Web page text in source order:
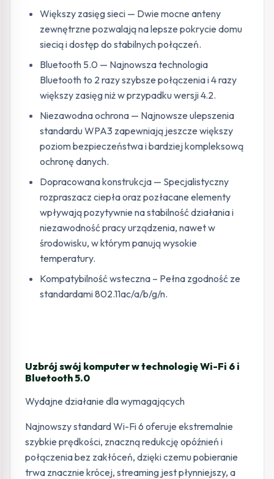
Większy zasięg sieci — Dwie mocne anteny
zewnętrzne pozwalają na lepsze pokrycie domu
siecią i dostęp do stabilnych połączeń.
Bluetooth 5.0 — Najnowsza technologia
Bluetooth to 2 razy szybsze połączenia i 4 razy
większy zasięg niż w przypadku wersji 4.2.
Niezawodna ochrona — Najnowsze ulepszenia
standardu WPA3 zapewniają jeszcze większy
poziom bezpieczeństwa i bardziej kompleksową
ochronę danych.
Dopracowana konstrukcja — Specjalistyczny
rozpraszacz ciepła oraz pozłacane elementy
wpływają pozytywnie na stabilność działania i
niezawodność pracy urządzenia, nawet w
środowisku, w którym panują wysokie
temperatury.
Kompatybilność wsteczna – Pełna zgodność ze
standardami 802.11ac/a/b/g/n.
Uzbrój swój komputer w technologię Wi-Fi 6 i
Bluetooth 5.0
Wydajne działanie dla wymagających
Najnowszy standard Wi-Fi 6 oferuje ekstremalnie
szybkie prędkości, znaczną redukcję opóźnień i
połączenia bez zakłóceń, dzięki czemu pobieranie
trwa znacznie krócej, streaming jest płynniejszy, a